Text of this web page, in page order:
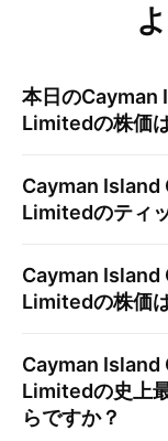
本日のCayman
Limitedの株価
Cayman Island
Limitedのティ
Cayman Island
Limitedの株価
Cayman Island
Limitedの史上
らですか？